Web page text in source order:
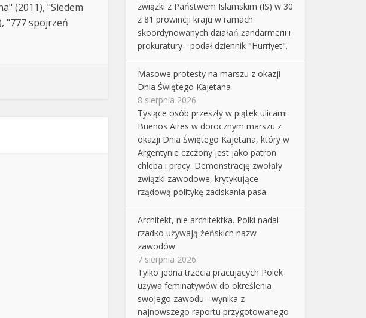
(2011), "Siedem
"777 spojrzeń
związki z Państwem Islamskim (IS) w 30
z 81 prowincji kraju w ramach
skoordynowanych działań żandarmerii i
prokuratury - podał dziennik "Hurriyet".
Masowe protesty na marszu z okazji
Dnia Świętego Kajetana
8 sierpnia 2026
Tysiące osób przeszły w piątek ulicami
Buenos Aires w dorocznym marszu z
okazji Dnia Świętego Kajetana, który w
Argentynie czczony jest jako patron
chleba i pracy. Demonstrację zwołały
związki zawodowe, krytykujące
rządową politykę zaciskania pasa.
Architekt, nie architektka. Polki nadal
rzadko używają żeńskich nazw
zawodów
7 sierpnia 2026
Tylko jedna trzecia pracujących Polek
używa feminatywów do określenia
swojego zawodu - wynika z
najnowszego raportu przygotowanego